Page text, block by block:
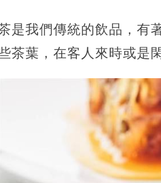
是我們傳統的飲品，有
茶葉，在客人來時或是